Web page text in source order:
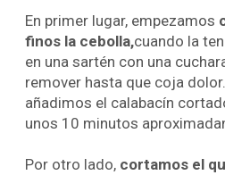
En primer lugar, empezamos
finos la cebolla,cuando la
en una sartén con una
remover hasta que coja
añadimos el calabacín
unos 10 minutos
Por otro lado, cortamos el